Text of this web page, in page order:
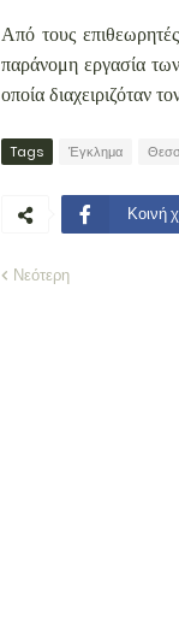
Από τους
παράνομη εργασία
οποία διαχειριζόταν
Tags Έγκλημα
Κοινή
Νεότερη